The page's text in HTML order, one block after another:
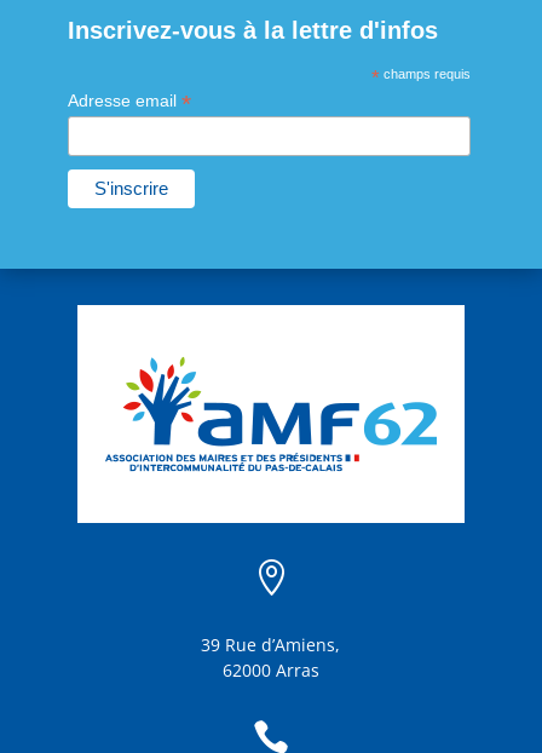
Inscrivez-vous à la lettre d'infos
* champs requis
Adresse email *

39 Rue d’Amiens,
62000 Arras
